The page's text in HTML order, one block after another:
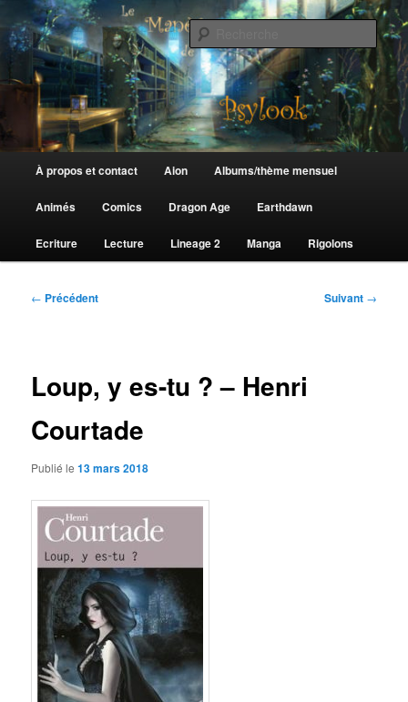
au
contenu
principalLe Manège de Psylook
principal
À propos et contact Aion Albums/thème mensuel
Animés Comics Dragon Age Earthdawn
Ecriture Lecture Lineage 2 Manga Rigolons
Navigation
← Précédent Suivant →
Loup, y es-tu ? – Henri
Courtade
Publié le13 mars 2018